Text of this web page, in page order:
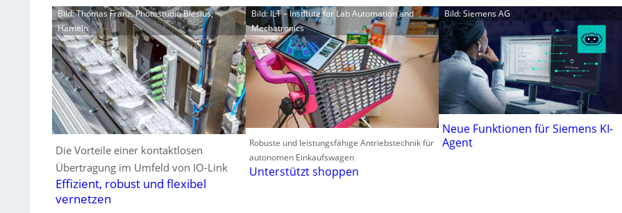
Bild: Thomas Franz, Photostudio Blesius,
Hameln
Die Vorteile einer kontaktlosen
Übertragung im Umfeld von IO-Link
Effizient, robust und flexibel
vernetzen
Bild: ILT – Institute for Lab Automation and
Mechatronics
Robuste und leistungsfähige Antriebstechnik für
autonomen Einkaufswagen
Unterstützt shoppen
Bild: Siemens AG
Neue Funktionen für Siemens KI-
Agent